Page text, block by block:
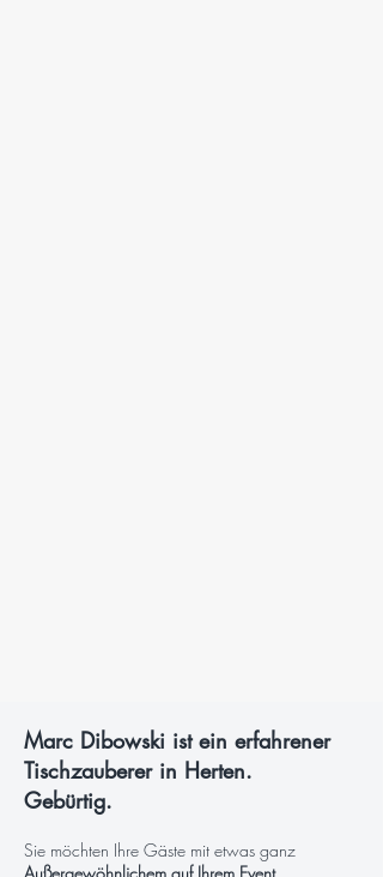
Marc Dibowski ist ein erfahrener
Tischzauberer in Herten.
Gebürtig.
Sie möchten Ihre Gäste mit etwas ganz